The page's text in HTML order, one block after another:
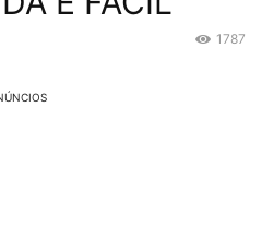
1787